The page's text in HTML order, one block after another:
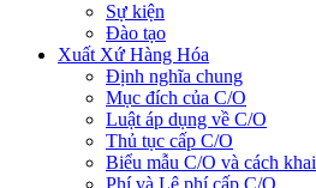
Sự kiện
Đào tạo
Xuất Xứ Hàng Hóa
Định nghĩa chung
Mục đích của C/O
Luật áp dụng về C/O
Thủ tục cấp C/O
Biểu mẫu C/O và cách khai
Phí và Lệ phí cấp C/O